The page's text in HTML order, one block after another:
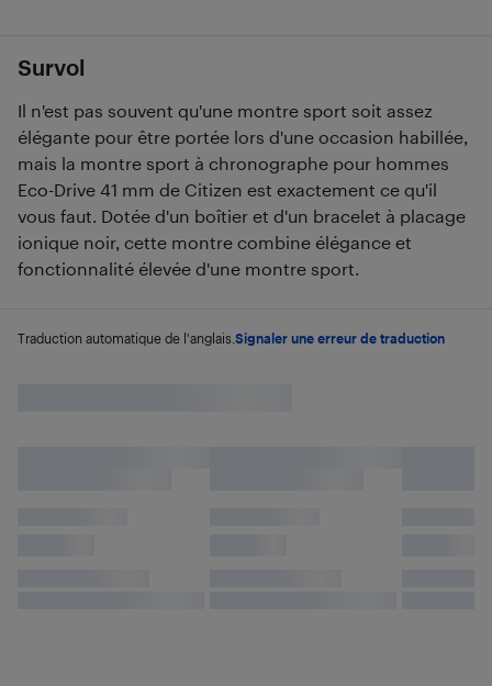
Survol
Il n'est pas souvent qu'une montre sport soit assez
élégante pour être portée lors d'une occasion habillée,
mais la montre sport à chronographe pour hommes
Eco-Drive 41 mm de Citizen est exactement ce qu'il
vous faut. Dotée d'un boîtier et d'un bracelet à placage
ionique noir, cette montre combine élégance et
fonctionnalité élevée d'une montre sport.
Traduction automatique de l'anglais. Signaler une erreur de traduction